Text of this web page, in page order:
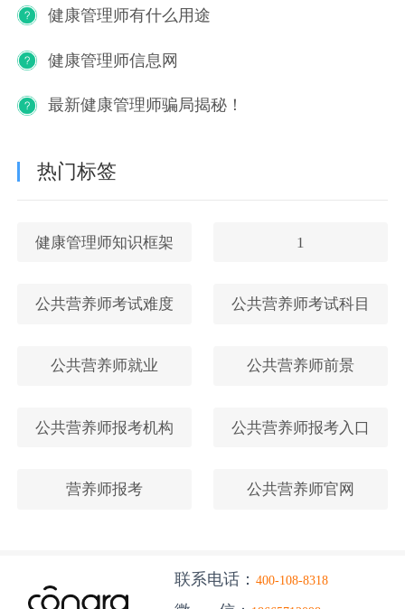
健康管理师有什么用途
健康管理师信息网
最新健康管理师骗局揭秘！
热门标签
健康管理师知识框架 1
公共营养师考试难度 公共营养师考试科目
公共营养师就业 公共营养师前景
公共营养师报考机构 公共营养师报考入口
营养师报考 公共营养师官网
联系电话： 400-108-8318